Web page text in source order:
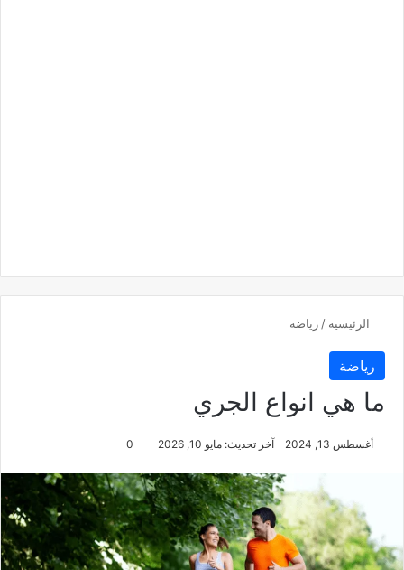
الرئيسية / رياضة
رياضة
ما هي انواع الجري
أغسطس 13, 2024 آخر تحديث: مايو 10, 2026 0